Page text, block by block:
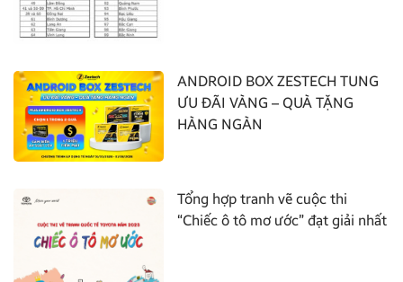
ANDROID BOX ZESTECH TUNG
ƯU ĐÃI VÀNG – QUÀ TẶNG
HÀNG NGÀN
Tổng hợp tranh vẽ cuộc thi
“Chiếc ô tô mơ ước” đạt giải nhất